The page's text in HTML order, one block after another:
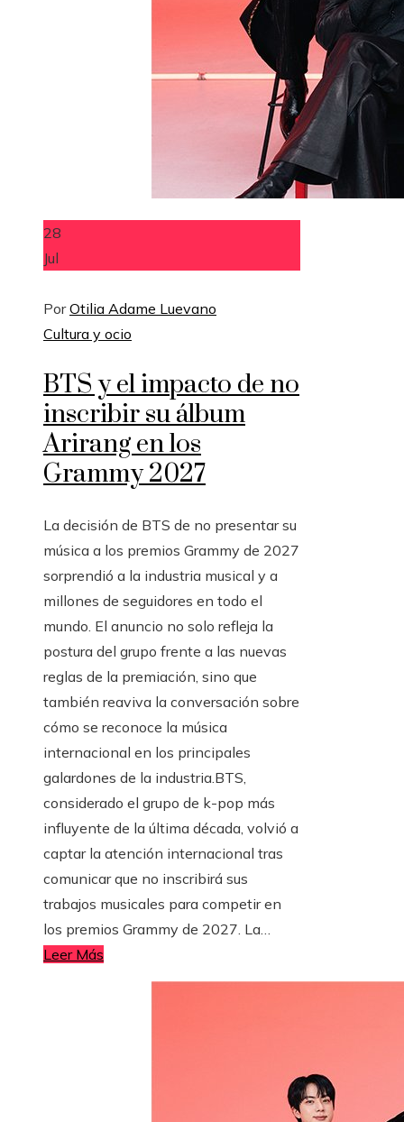
28
Jul
PorOtilia Adame Luevano
Cultura y ocio
BTS y el impacto de no
inscribir su álbum
Arirang en los
Grammy 2027
La decisión de BTS de no presentar su
música a los premios Grammy de 2027
sorprendió a la industria musical y a
millones de seguidores en todo el
mundo. El anuncio no solo refleja la
postura del grupo frente a las nuevas
reglas de la premiación, sino que
también reaviva la conversación sobre
cómo se reconoce la música
internacional en los principales
galardones de la industria.BTS,
considerado el grupo de k-pop más
influyente de la última década, volvió a
captar la atención internacional tras
comunicar que no inscribirá sus
trabajos musicales para competir en
los premios Grammy de 2027. La…
Leer Más